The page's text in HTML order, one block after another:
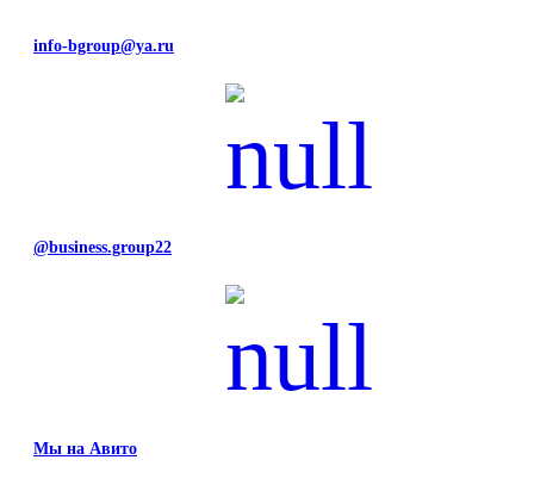
info-bgroup@ya.ru
@business.group22
Мы на Авито